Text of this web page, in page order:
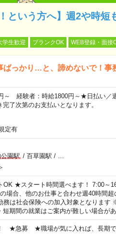
という方へ】週2や時短
学生歓迎 ブランクOK WEB登録・面接
ばっかり…と、諦めないで！
～ 経験者：時給1800円～★日払い／
了次第のお支払いとなります。
定有
園駅/ 百草園駅 /
★スタート時間選べます！ 7:00～
場合、他のお仕事と合わせ週40時間
務は社会保険への加入対象となりま
短期間の就業はご案内が難しい場合が
★急募 ★職場が気に入れば、長期で